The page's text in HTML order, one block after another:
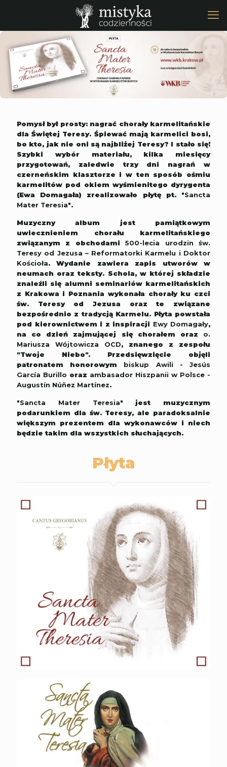
Pomysł był prosty: nagrać chorały karmelitańskie
dla Świętej Teresy. Śpiewać mają karmelici bosi,
bo kto, jak nie oni są najbliżej Teresy? I stało się!
Szybki wybór materiału, kilka miesięcy
przygotowań, zaledwie trzy dni nagrań w
czerneńskim klasztorze i w ten sposób ośmiu
karmelitów pod okiem wyśmienitego dyrygenta
(Ewa Domagała) zrealizowało płytę pt. "Sancta
Mater Teresia".
Muzyczny album jest pamiątkowym
uwiecznieniem chorału karmelitańskiego
związanym z obchodami500-lecia urodzin św.
Teresy od Jezusa – Reformatorki Karmelu i Doktor
Kościoła. Wydanie zawiera zapis utworów w
neumach oraz teksty. Schola, w której składzie
znaleźli się alumni seminariów karmelitańskich
z Krakowa i Poznania wykonała chorały ku czci
św. Teresy od Jezusa oraz te związane
bezpośrednio z tradycją Karmelu. Płyta powstała
pod kierownictwem i z inspiracji Ewy Domagały,
na co dzień zajmującej się chorałem oraz o.
Mariusza Wójtowicza OCD, znanego z zespołu
"Twoje Niebo". Przedsięwzięcie objęli
patronatem honorowym biskup Awili - Jesús
García Burillo oraz ambasador Hiszpanii w Polsce -
Augustín Núñez Martínez.
"Sancta Mater Teresia" jest muzycznym
podarunkiem dla św. Teresy, ale paradoksalnie
większym prezentem dla wykonawców i niech
będzie takim dla wszystkich słuchających.
Płyta